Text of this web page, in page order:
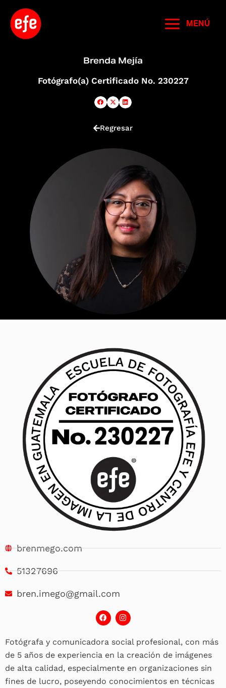
contenido
MENÚ
Brenda Mejía
Fotógrafo(a) Certificado No. 230227
Regresar
brenmego.com
51327696
bren.imego@gmail.com
F
a
b
o
k
I
n
a
r
a
Fotógrafa y comunicadora social profesional, con más
de 5 años de experiencia en la creación de imágenes
de alta calidad, especialmente en organizaciones sin
fines de lucro, poseyendo conocimientos en técnicas